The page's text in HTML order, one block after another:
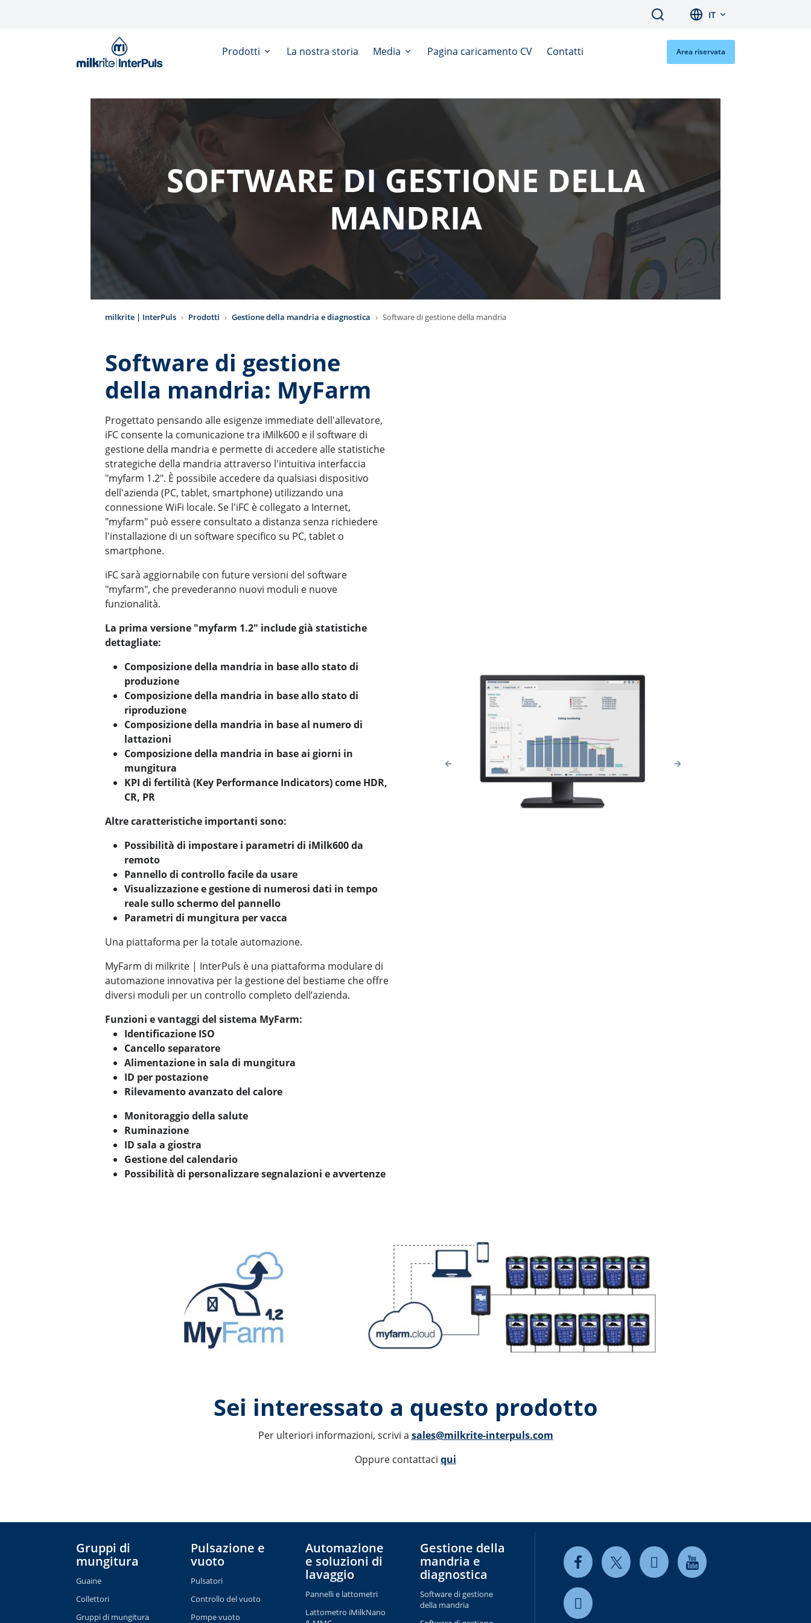
Search IT
Prodotti La nostra storia Media Pagina caricamento CV Contatti Area riservata
SOFTWARE DI GESTIONE DELLA
MANDRIA
milkrite | InterPuls Prodotti Gestione della mandria e diagnostica Software di gestione della mandria
Software di gestione
della mandria: MyFarm
Progettato pensando alle esigenze immediate dell'allevatore,
iFC consente la comunicazione tra iMilk600 e il software di
gestione della mandria e permette di accedere alle statistiche
strategiche della mandria attraverso l'intuitiva interfaccia
"myfarm 1.2". È possibile accedere da qualsiasi dispositivo
dell'azienda (PC, tablet, smartphone) utilizzando una
connessione WiFi locale. Se l'iFC è collegato a Internet,
"myfarm" può essere consultato a distanza senza richiedere
l'installazione di un software specifico su PC, tablet o
smartphone.
iFC sarà aggiornabile con future versioni del software
"myfarm", che prevederanno nuovi moduli e nuove
funzionalità.
La prima versione "myfarm 1.2" include già statistiche
dettagliate:
Composizione della mandria in base allo stato di
produzione
Composizione della mandria in base allo stato di
riproduzione
Composizione della mandria in base al numero di
lattazioni
Composizione della mandria in base ai giorni in
mungitura
KPI di fertilità (Key Performance Indicators) come HDR,
CR, PR
Altre caratteristiche importanti sono:
Possibilità di impostare i parametri di iMilk600 da
remoto
Pannello di controllo facile da usare
Visualizzazione e gestione di numerosi dati in tempo
reale sullo schermo del pannello
Parametri di mungitura per vacca
Una piattaforma per la totale automazione.
MyFarm di milkrite | InterPuls è una piattaforma modulare di
automazione innovativa per la gestione del bestiame che offre
diversi moduli per un controllo completo dell’azienda.
Funzioni e vantaggi del sistema MyFarm:
Identificazione ISO
Cancello separatore
Alimentazione in sala di mungitura
ID per postazione
Rilevamento avanzato del calore
Monitoraggio della salute
Ruminazione
ID sala a giostra
Gestione del calendario
Possibilità di personalizzare segnalazioni e avvertenze
Sei interessato a questo prodotto
Per ulteriori informazioni, scrivi a sales@milkrite-interpuls.com
Oppure contattaci qui
Gruppi di
mungitura
Guaine
Collettori
Gruppi di mungitura
Pulsazione e
vuoto
Pulsatori
Controllo del vuoto
Pompe vuoto
Automazione
e soluzioni di
lavaggio
Pannelli e lattometri
Lattometro iMilkNano
Gestione della
mandria e
diagnostica
Software di gestione
della mandria